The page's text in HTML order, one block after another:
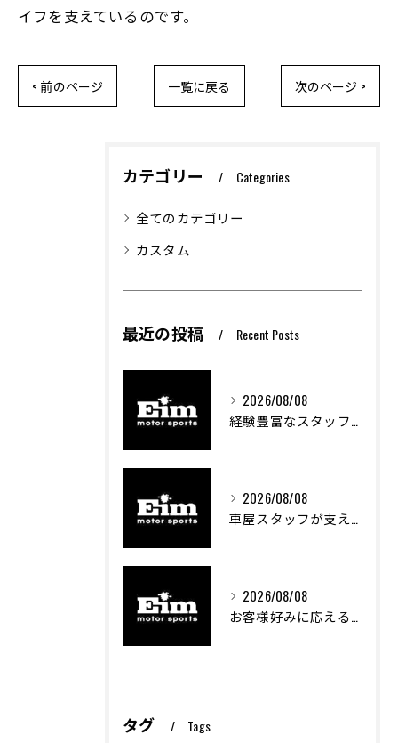
イフを支えているのです。
< 前のページ 一覧に戻る 次のページ >
カテゴリー Categories
全てのカテゴリー
カスタム
最近の投稿 Recent Posts
2026/08/08
経験豊富なスタッフが創る車屋の魅力と技術
2026/08/08
車屋スタッフが支える車両カスタムの魅力と技術進化
2026/08/08
お客様好みに応える中古車選びのポイント
タグ Tags